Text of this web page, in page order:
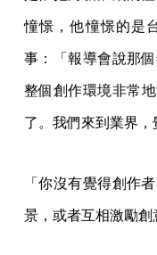
憧憬，他憧憬的是
事：「報導會說那
整個創作環境非常
了。我們來到業界，
「你沒有覺得創作
景，或者互相激勵創